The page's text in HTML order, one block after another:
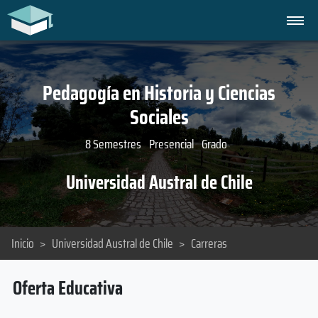
Pedagogía en Historia y Ciencias
Sociales
8 Semestres Presencial Grado
Universidad Austral de Chile
Inicio > Universidad Austral de Chile > Carreras
Oferta Educativa